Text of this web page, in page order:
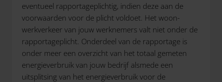
eventueel rapportageplichtig, indien deze aan de
voorwaarden voor de plicht voldoet. Het woon-
werkverkeer van jouw werknemers valt niet onder de
rapportageplicht. Onderdeel van de rapportage is
onder meer een overzicht van het totaal gemeten
energieverbruik van jouw bedrijf alsmede een
uitsplitsing van het energieverbruik voor de